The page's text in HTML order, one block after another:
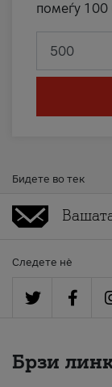
помеѓу
Бидете во тек
Следете нè
Брзи